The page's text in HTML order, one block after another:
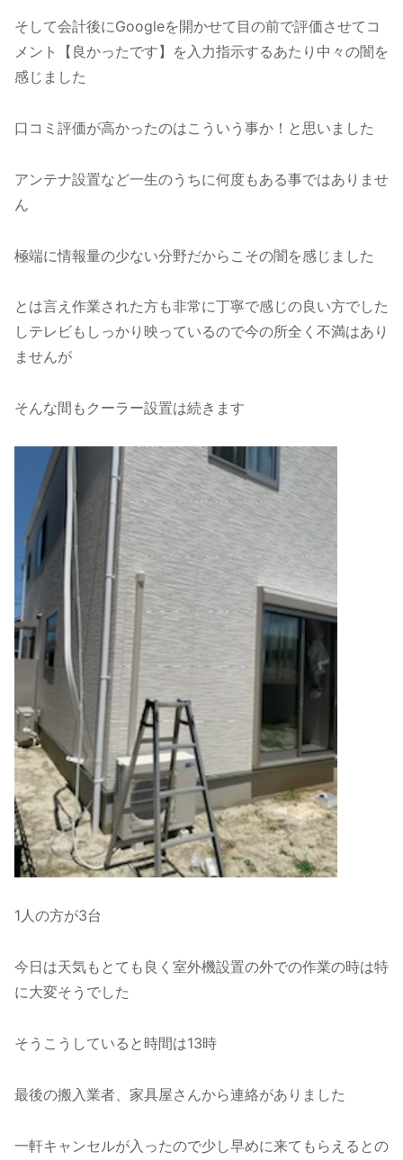
そして会計後にGoogleを開かせて目の前で評価させてコ
メント【良かったです】を入力指示するあたり中々の闇を
感じました
口コミ評価が高かったのはこういう事か！と思いました
アンテナ設置など一生のうちに何度もある事ではありませ
ん
極端に情報量の少ない分野だからこその闇を感じました
とは言え作業された方も非常に丁寧で感じの良い方でした
しテレビもしっかり映っているので今の所全く不満はあり
ませんが
そんな間もクーラー設置は続きます
1人の方が3台
今日は天気もとても良く室外機設置の外での作業の時は特
に大変そうでした
そうこうしていると時間は13時
最後の搬入業者、家具屋さんから連絡がありました
一軒キャンセルが入ったので少し早めに来てもらえるとの